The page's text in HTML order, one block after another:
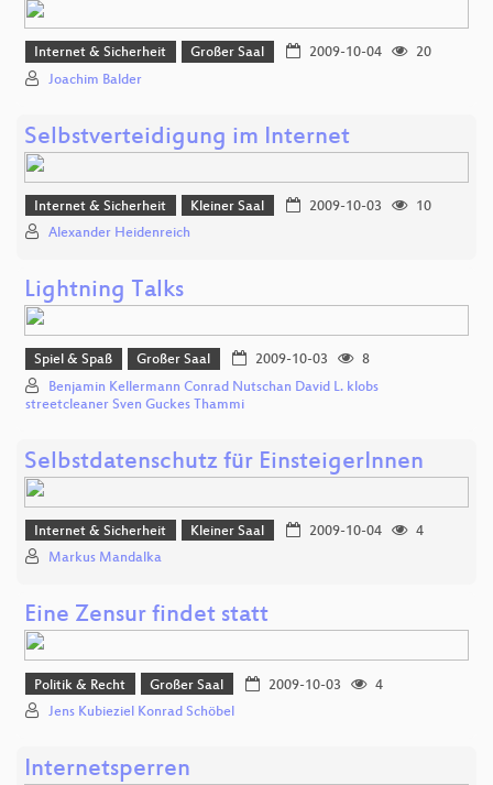
Internet & Sicherheit Großer Saal 2009-10-04
20
Joachim Balder
Selbstverteidigung im Internet
Internet & Sicherheit Kleiner Saal 2009-10-03
10
Alexander Heidenreich
Lightning Talks
Spiel & Spaß Großer Saal 2009-10-03
8
Benjamin Kellermann Conrad Nutschan David L. klobs
streetcleaner Sven Guckes Thammi
Selbstdatenschutz für EinsteigerInnen
Internet & Sicherheit Kleiner Saal 2009-10-04
4
Markus Mandalka
Eine Zensur findet statt
Politik & Recht Großer Saal 2009-10-03
4
Jens Kubieziel Konrad Schöbel
Internetsperren